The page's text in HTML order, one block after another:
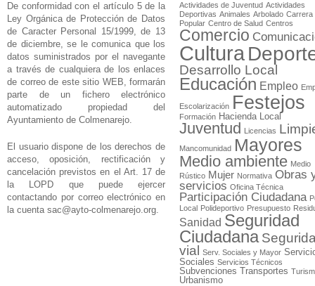
De conformidad con el artículo 5 de la
Ley Orgánica de Protección de Datos
de Caracter Personal 15/1999, de 13
de diciembre, se le comunica que los
datos suministrados por el navegante
a través de cualquiera de los enlaces
de correo de este sitio WEB, formarán
parte de un fichero electrónico
automatizado propiedad del
Ayuntamiento de Colmenarejo.
El usuario dispone de los derechos de
acceso, oposición, rectificación y
cancelación previstos en el Art. 17 de
la LOPD que puede ejercer
contactando por correo electrónico en
la cuenta sac@ayto-colmenarejo.org.
Actividades de Juventud Actividades
Deportivas Animales Arbolado Carrera
Popular Centro de Salud Centros
Comercio
Cultura
Desarrollo Local
Educación Empleo
Escolarización Festejos
Formación Hacienda Local
Juventud Licencias
Mancomunidad Mayores
Medio ambiente Medio
Rústico Mujer Normativa Obras
servicios Oficina Técnica
Participación Ciudadana
Local Polideportivo Presupuesto
Sanidad Seguridad
Ciudadana
vial
Serv. Sociales y Mayor
Sociales Servicios Técnicos
Subvenciones Transportes
Urbanismo